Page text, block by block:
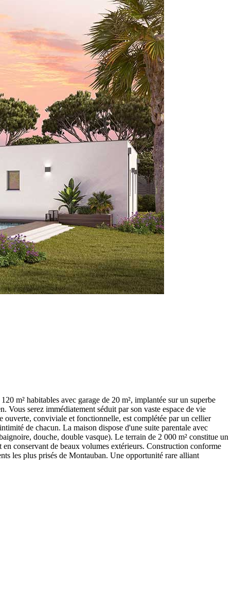
m² habitables avec garage de 20 m², implantée sur un superbe
serez immédiatement séduit par son vaste espace de vie
ouverte, conviviale et fonctionnelle, est complétée par un cellier
de chacun. La maison dispose d'une suite parentale avec
douche, double vasque). Le terrain de 2 000 m² constitue un
conservant de beaux volumes extérieurs. Construction conforme
les plus prisés de Montauban. Une opportunité rare alliant